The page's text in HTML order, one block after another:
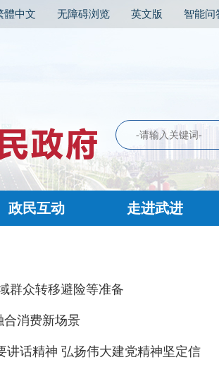
體中文 无障碍浏览 英文版 智能问
政民互动 走进武进
群众转移避险等准备
合消费新场景
讲话精神 弘扬伟大建党精神坚定信